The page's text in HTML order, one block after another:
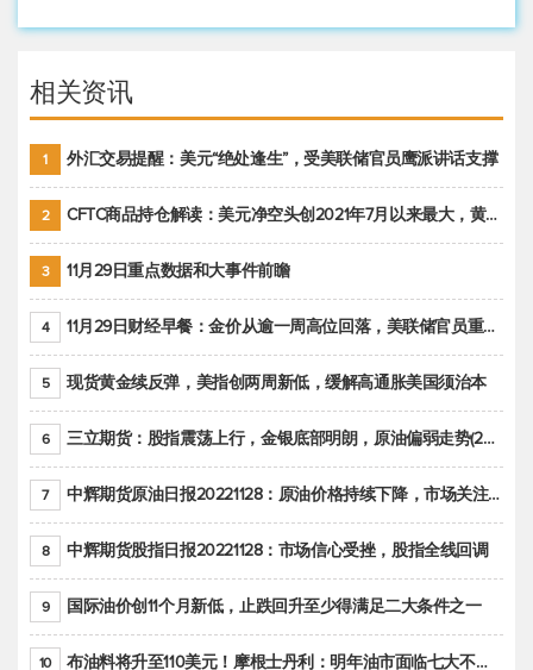
相关资讯
1 外汇交易提醒：美元“绝处逢生”，受美联储官员鹰派讲话支撑
2 CFTC商品持仓解读：美元净空头创2021年7月以来最大，黄金期货投机性净多头头寸减少
3 11月29日重点数据和大事件前瞻
4 11月29日财经早餐：金价从逾一周高位回落，美联储官员重申鹰派立场推动美元回升
5 现货黄金续反弹，美指创两周新低，缓解高通胀美国须治本
6 三立期货：股指震荡上行，金银底部明朗，原油偏弱走势(20221128收评)
7 中辉期货原油日报20221128：原油价格持续下降，市场关注OPEC+新一轮产能政策
8 中辉期货股指日报20221128：市场信心受挫，股指全线回调
9 国际油价创11个月新低，止跌回升至少得满足二大条件之一
10 布油料将升至110美元！摩根士丹利：明年油市面临七大不确定性